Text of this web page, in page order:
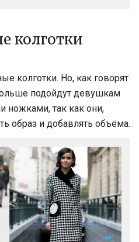
колготки
колготки. Но, как говорят
подойдут девушкам
ножками, так как они,
образ и добавлять объёма.